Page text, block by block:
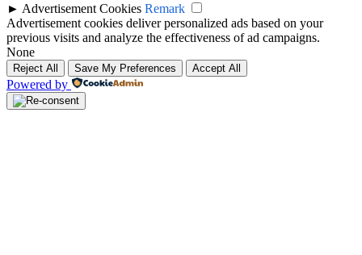
► Advertisement Cookies Remark
Advertisement cookies deliver personalized ads based on your
previous visits and analyze the effectiveness of ad campaigns.
None
Reject All Save My Preferences Accept All
Powered by